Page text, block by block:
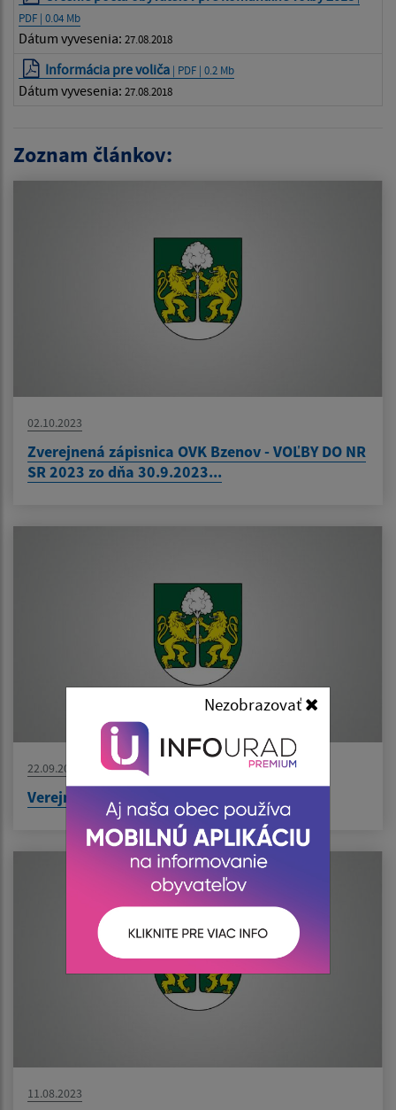
Nezobrazovať
PDF | 0.04 Mb
Dátum vyvesenia: 27.08.2018
Informácia pre voliča | PDF | 0.2 Mb
Dátum vyvesenia: 27.08.2018
Zoznam článkov:
02.10.2023
Zverejnená zápisnica OVK Bzenov - VOĽBY DO NR
SR 2023 zo dňa 30.9.2023...
22.09.2023
Verejná vyhláška
11.08.2023